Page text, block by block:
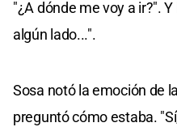
"¿A dónde me voy a ir?".
algún lado...".
Sosa notó la emoción de
preguntó cómo estaba.